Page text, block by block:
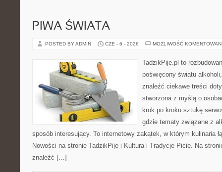
PIWA ŚWIATA
POSTED BY ADMIN CZE - 6 - 2026 MOŻLIWOŚĆ
TadzikPije.pl to
poświęcony światu
znaleźć ciekawe treści
stworzona z myślą o
krok po kroku sztukę
gdzie tematy związane z
sposób interesujący. To internetowy zakątek, w którym kulinaria
Nowości na stronie TadzikPije i Kultura i Tradycje Picie. Na
znaleźć […]